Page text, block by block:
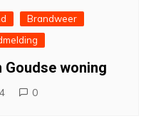
Brandweer
Goudse woning
0